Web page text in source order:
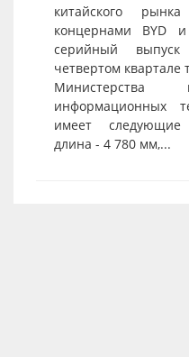
китайского
концернами BYD
серийный
четвертом квартале
Министерства
информационных
имеет
длина - 4 780 мм,...